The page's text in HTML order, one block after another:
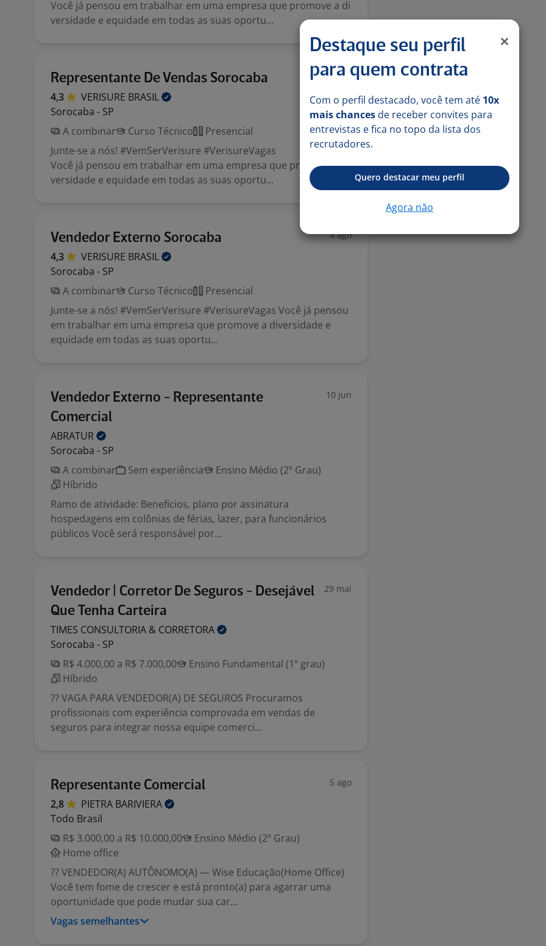
Você já pensou em trabalhar em uma empresa que promove a di
versidade e equidade em todas as suas oportu...
Representante De Vendas Sorocaba 4 ago
4,3 VERISURE BRASIL
Sorocaba - SP
A combinar
Curso Técnico
Presencial
Junte-se a nós! #VemSerVerisure #VerisureVagas
Você já pensou em trabalhar em uma empresa que promove a di
versidade e equidade em todas as suas oportu...
Vendedor Externo Sorocaba 4 ago
4,3 VERISURE BRASIL
Sorocaba - SP
A combinar
Curso Técnico
Presencial
Junte-se a nós! #VemSerVerisure #VerisureVagas Você já pensou
em trabalhar em uma empresa que promove a diversidade e
equidade em todas as suas oportu...
Vendedor Externo - Representante
Comercial
10 jun
ABRATUR
Sorocaba - SP
A combinar
Sem experiência
Ensino Médio (2º Grau)
Híbrido
Ramo de atividade: Benefícios, plano por assinatura
hospedagens em colônias de férias, lazer, para funcionários
públicos Você será responsável por...
Vendedor | Corretor De Seguros - Desejável
Que Tenha Carteira
29 mai
TIMES CONSULTORIA & CORRETORA
Sorocaba - SP
R$ 4.000,00 a R$ 7.000,00
Ensino Fundamental (1º grau)
Híbrido
?? VAGA PARA VENDEDOR(A) DE SEGUROS Procuramos
profissionais com experiência comprovada em vendas de
seguros para integrar nossa equipe comerci...
Representante Comercial 5 ago
2,8 PIETRA BARIVIERA
Todo Brasil
R$ 3.000,00 a R$ 10.000,00
Ensino Médio (2º Grau)
Home office
?? VENDEDOR(A) AUTÔNOMO(A) — Wise Educação(Home Office)
Você tem fome de crescer e está pronto(a) para agarrar uma
oportunidade que pode mudar sua car...
Vagas semelhantes
Destaque seu perfil
para quem contrata
Com o perfil destacado, você tem até 10x
mais chances de receber convites para
entrevistas e fica no topo da lista dos
recrutadores.
Quero destacar meu perfil
Agora não